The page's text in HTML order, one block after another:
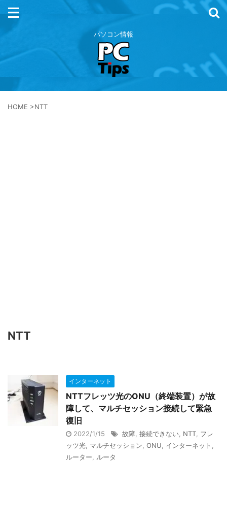
パソコン情報
HOME >NTT
NTT
インターネット
NTTフレッツ光のONU（終端装置）が故
障して、マルチセッション接続して緊急
復旧
2022/1/15 故障 接続できない NTT フレ
ッツ光 マルチセッション ONU インターネット
ルーター
ルータ